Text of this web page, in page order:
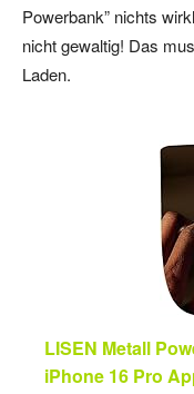
Powerbank” nichts
nicht gewaltig! Das
Laden.
LISEN Metall
iPhone 16 Pro